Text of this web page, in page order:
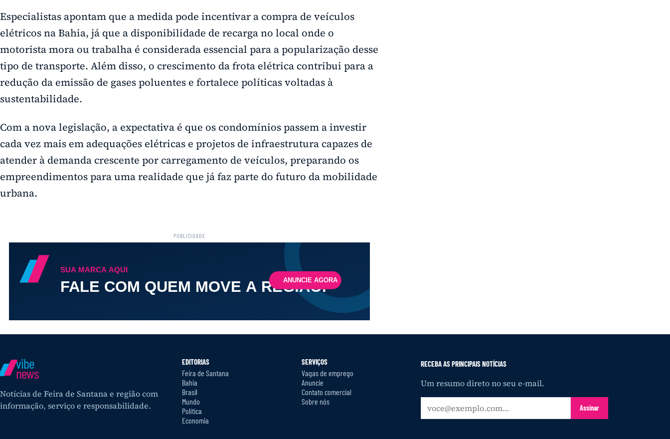
Especialistas apontam que a medida pode incentivar a compra de veículos
elétricos na Bahia, já que a disponibilidade de recarga no local onde o
motorista mora ou trabalha é considerada essencial para a popularização desse
tipo de transporte. Além disso, o crescimento da frota elétrica contribui para a
redução da emissão de gases poluentes e fortalece políticas voltadas à
sustentabilidade.
Com a nova legislação, a expectativa é que os condomínios passem a investir
cada vez mais em adequações elétricas e projetos de infraestrutura capazes de
atender à demanda crescente por carregamento de veículos, preparando os
empreendimentos para uma realidade que já faz parte do futuro da mobilidade
urbana.
PUBLICIDADE
vibe
news
Notícias de Feira de Santana e região com
informação, serviço e responsabilidade.
EDITORIAS
Feira de Santana
Bahia
Brasil
Mundo
Política
Economia
SERVIÇOS
Vagas de emprego
Anuncie
Contato comercial
Sobre nós
RECEBA AS PRINCIPAIS NOTÍCIAS
Um resumo direto no seu e-mail.
Assinar